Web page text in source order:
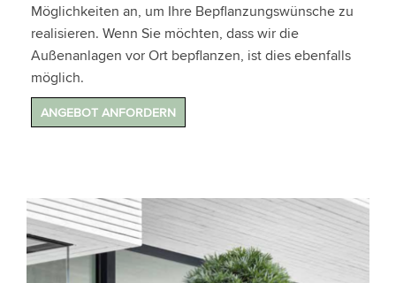
Möglichkeiten an, um Ihre Bepflanzungswünsche zu
realisieren. Wenn Sie möchten, dass wir die
Außenanlagen vor Ort bepflanzen, ist dies ebenfalls
möglich.
ANGEBOT ANFORDERN